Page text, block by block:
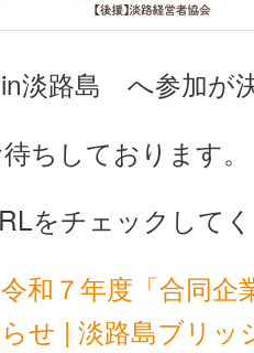
淡路島 へ参加が
ちしております。
をチェックして
令和７年度「合同
せ | 淡路島ブリッ